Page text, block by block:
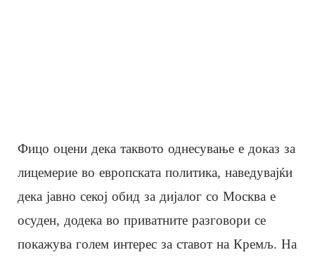
Фицо оцени дека таквото однесување е доказ за
лицемерие во европската политика, наведувајќи
дека јавно секој обид за дијалог со Москва е
осуден, додека во приватните разговори се
покажува голем интерес за ставот на Кремљ. На